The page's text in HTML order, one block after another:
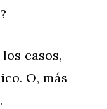
casos,
O, más